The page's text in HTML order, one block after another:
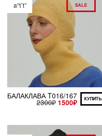
a°t’t” SALE
БАЛАКЛАВА T016/167
2300₽ 1500₽ КУПИТЬ